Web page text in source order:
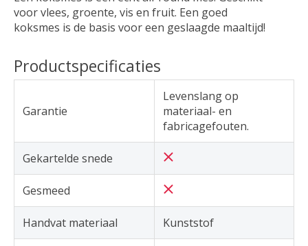
voor vlees, groente, vis en fruit. Een goed
koksmes is de basis voor een geslaagde maaltijd!
Productspecificaties
Garantie
Levenslang op
materiaal- en
fabricagefouten.
Gekartelde snede
Gesmeed
Handvat materiaal Kunststof